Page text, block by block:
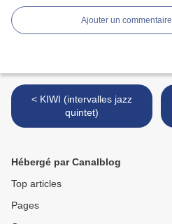
Ajouter un commentaire
< KIWI (intervalles jazz
quintet)
Hébergé par Canalblog
Top articles
Pages